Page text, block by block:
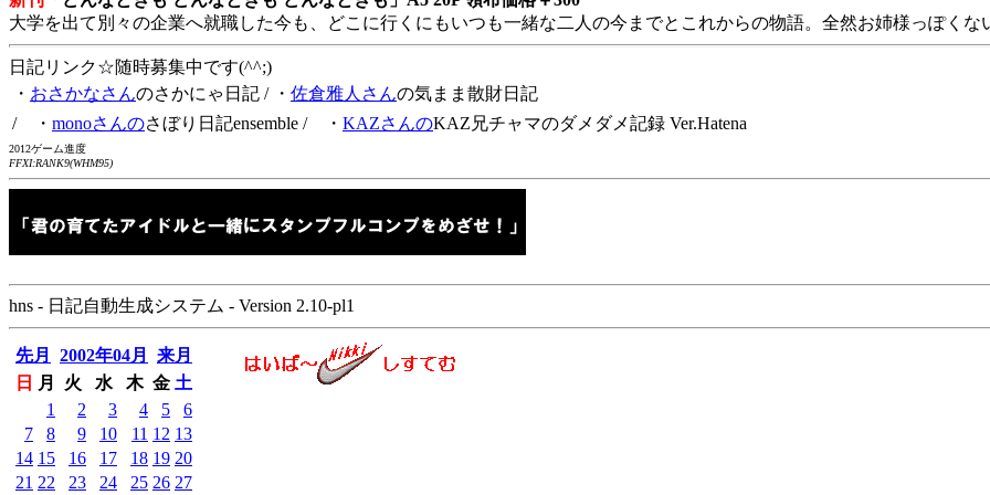
大学を出て別々の企業へ就職した今も、どこに行くにもいつも一緒な二人の今までとこれからの物語。全然お姉様っぽくな
日記リンク☆随時募集中です(^^;)
・ おさかなさんのさかにゃ日記 / ・ 佐倉雅人さんの気まま散財日記
/ ・ monoさんのさぼり日記ensemble / ・ KAZさんのKAZ兄チャマのダメダメ記録 Ver.Hatena
2012ゲーム進度
FFXI:RANK9(WHM95)
hns - 日記自動生成システム - Version 2.10-pl1
先月 2002年04月
来月
日
月 火 水 木 金 土
1
2 3 4 5
6
7
8 9 10 11 12 13
14 15 16 17 18 19 20
21 22 23 24 25 26 27